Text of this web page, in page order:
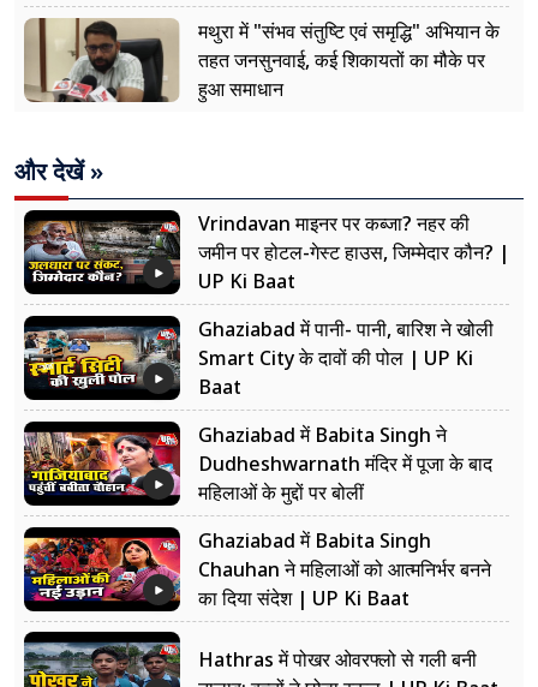
मथुरा में "संभव संतुष्टि एवं समृद्धि" अभियान के
तहत जनसुनवाई, कई शिकायतों का मौके पर
हुआ समाधान
और देखें »
Vrindavan माइनर पर कब्जा? नहर की
जमीन पर होटल-गेस्ट हाउस, जिम्मेदार कौन? |
UP Ki Baat
Ghaziabad में पानी- पानी, बारिश ने खोली
Smart City के दावों की पोल | UP Ki
Baat
Ghaziabad में Babita Singh ने
Dudheshwarnath मंदिर में पूजा के बाद
महिलाओं के मुद्दों पर बोलीं
Ghaziabad में Babita Singh
Chauhan ने महिलाओं को आत्मनिर्भर बनने
का दिया संदेश | UP Ki Baat
Hathras में पोखर ओवरफ्लो से गली बनी